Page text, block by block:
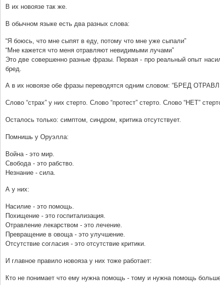
В их новоязе так же.
В обычном языке есть два разных слова:
“Я боюсь, что мне сыпят в еду, потому что мне уже сыпали”
“Мне кажется что меня отравляют невидимыми лучами”
Это две совершенно разные фразы. Первая - про реальный опыт
бред.
А в их новоязе обе фразы переводятся одним словом: “БРЕД
Слово “страх” у них стерто. Слово “протест” стерто. Слово “НЕТ”
Осталось только: симптом, синдром, критика отсутствует.
Помнишь у Оруэлла:
Война - это мир.
Свобода - это рабство.
Незнание - сила.
А у них:
Насилие - это помощь.
Похищение - это госпитализация.
Отравление лекарством - это лечение.
Превращение в овоща - это улучшение.
Отсутствие согласия - это отсутствие критики.
И главное правило новояза у них тоже работает:
Кто не понимает что ему нужна помощь - тому и нужна помощь